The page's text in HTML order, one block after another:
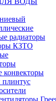
радиаторы
КЗТО
конвекторы